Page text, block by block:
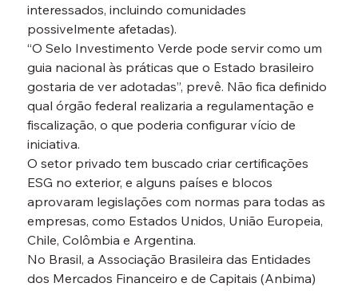
interessados, incluindo comunidades
possivelmente afetadas).
“O Selo Investimento Verde pode servir como um
guia nacional às práticas que o Estado brasileiro
gostaria de ver adotadas”, prevê. Não fica definido
qual órgão federal realizaria a regulamentação e
fiscalização, o que poderia configurar vício de
iniciativa.
O setor privado tem buscado criar certificações
ESG no exterior, e alguns países e blocos
aprovaram legislações com normas para todas as
empresas, como Estados Unidos, União Europeia,
Chile, Colômbia e Argentina.
No Brasil, a Associação Brasileira das Entidades
dos Mercados Financeiro e de Capitais (Anbima)